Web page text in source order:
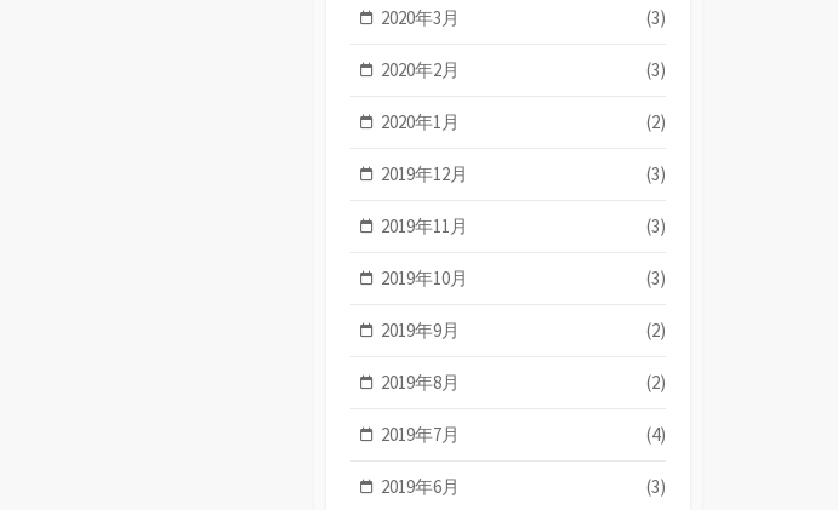
2020年3月 (3)
2020年2月 (3)
2020年1月 (2)
2019年12月 (3)
2019年11月 (3)
2019年10月 (3)
2019年9月 (2)
2019年8月 (2)
2019年7月 (4)
2019年6月 (3)